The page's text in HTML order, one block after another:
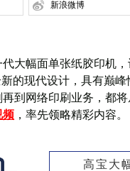
新浪微博
代大幅面单张纸胶印机
的现代设计，具有巅
到网络印刷业务，都
频 ，率先领略精彩内容。
高宝大